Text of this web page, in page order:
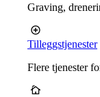
Graving,
Tilleggstjenester
Flere tjenester